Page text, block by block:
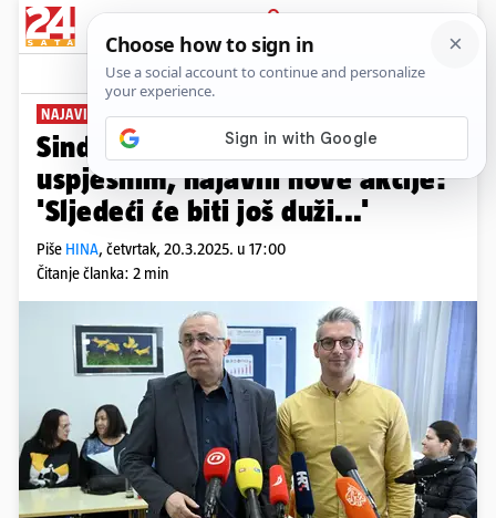
PRIJAVA
News Komentari
NAJAVILI NOVI PROSVJED
Sindikalisti su štrajk ocijenili
uspješnim, najavili nove akcije:
'Sljedeći će biti još duži...'
Piše HINA, četvrtak, 20.3.2025. u 17:00
Čitanje članka: 2 min